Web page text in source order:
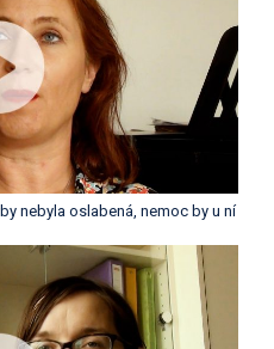
nebyla oslabená, nemoc by u ní